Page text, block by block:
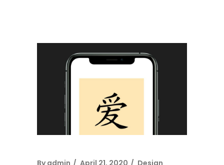
By admin April 21, 2020 Design